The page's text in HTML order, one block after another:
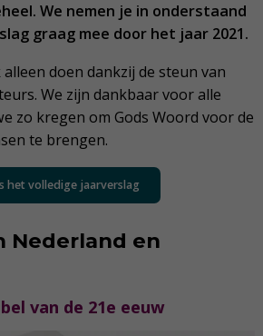
We nemen je in onderstaand
graag mee door het jaar 2021.
doen dankzij de steun van
We zijn dankbaar voor alle
zo kregen om Gods Woord voor de
te brengen.
het volledige jaarverslag
Nederland en
van de 21e eeuw